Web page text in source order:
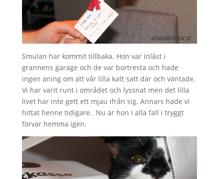
Smulan har kommit tillbaka. Hon var inlåst i
grannens garage och de var bortresta och hade
ingen aning om att vår lilla katt satt där och väntade.
Vi har varit runt i området och lyssnat men det lilla
livet har inte gett ett mjau ifrån sig. Annars hade vi
hittat henne tidigare. Nu är hon i alla fall i tryggt
förvar hemma igen.